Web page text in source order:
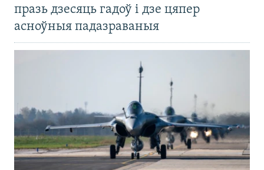
празь дзесяць гадоў і дзе цяпер
асноўныя падазраваныя